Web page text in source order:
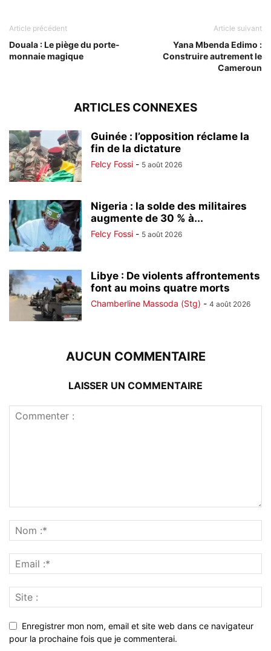
Article précédent
Douala : Le piège du porte-
monnaie magique
Article suivant
Yana Mbenda Edimo :
Construire autrement le
Cameroun
ARTICLES CONNEXES
Guinée : l’opposition réclame la
fin de la dictature
Felcy Fossi - 5 août 2026
Nigeria : la solde des militaires
augmente de 30 % à...
Felcy Fossi - 5 août 2026
Libye : De violents affrontements
font au moins quatre morts
Chamberline Massoda (Stg) - 4 août 2026
AUCUN COMMENTAIRE
LAISSER UN COMMENTAIRE
Enregistrer mon nom, email et site web dans ce navigateur
pour la prochaine fois que je commenterai.